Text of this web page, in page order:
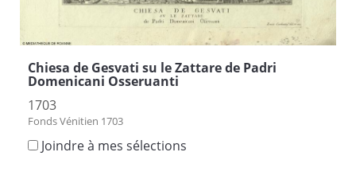
Chiesa de Gesvati su le Zattare de Padri
Domenicani Osseruanti
1703
Fonds Vénitien 1703
Joindre à mes sélections